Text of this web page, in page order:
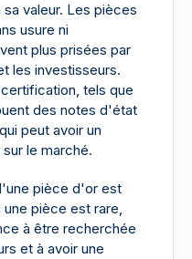
valeur. Les pièces
usure ni
plus prisées par
les investisseurs.
tels que
des notes d'état
peut avoir un
le marché.
pièce d'or est
pièce est rare,
à être recherchée
et à avoir une